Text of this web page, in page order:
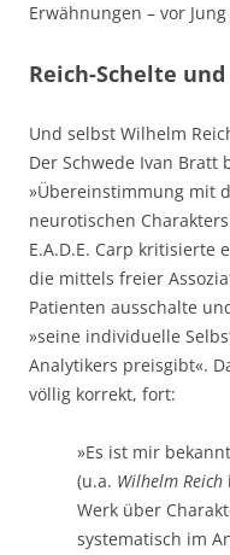
Erwähnungen – vor
Reich-Schelte
Und selbst Wilhelm
Der Schwede Ivan Bratt
»Übereinstimmung mit
neurotischen
E.A.D.E. Carp kritisierte
die mittels freier
Patienten ausschalte
»seine individuelle
Analytikers preisgibt«.
völlig korrekt, fort:
»Es ist mir
(u.a. Wilhelm Reich
Werk über
systematisch im